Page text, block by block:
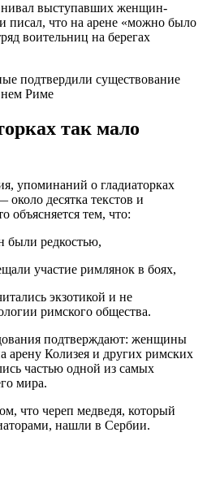
выступавших женщин-
писал, что на арене «можно было
воительниц на берегах
так мало
упоминаний о гладиаторках
десятка текстов и
объясняется тем, что:
были редкостью,
участие римлянок в боях,
экзотикой и не
римского общества.
подтверждают: женщины
арену Колизея и других римских
частью одной из самых
мира.
что череп медведя, который
нашли в Сербии.